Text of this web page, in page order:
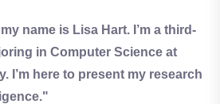
name is Lisa Hart. I’m a third-
in Computer Science at
I’m here to present my research